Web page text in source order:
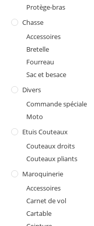
Protège-bras
Chasse
Accessoires
Bretelle
Fourreau
Sac et besace
Divers
Commande spéciale
Moto
Etuis Couteaux
Couteaux droits
Couteaux pliants
Maroquinerie
Accessoires
Carnet de vol
Cartable